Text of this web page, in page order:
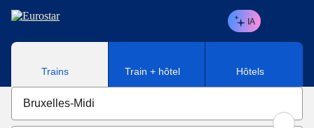
Aller au contenu principal
IA
Trains Train + hôtel Hôtels